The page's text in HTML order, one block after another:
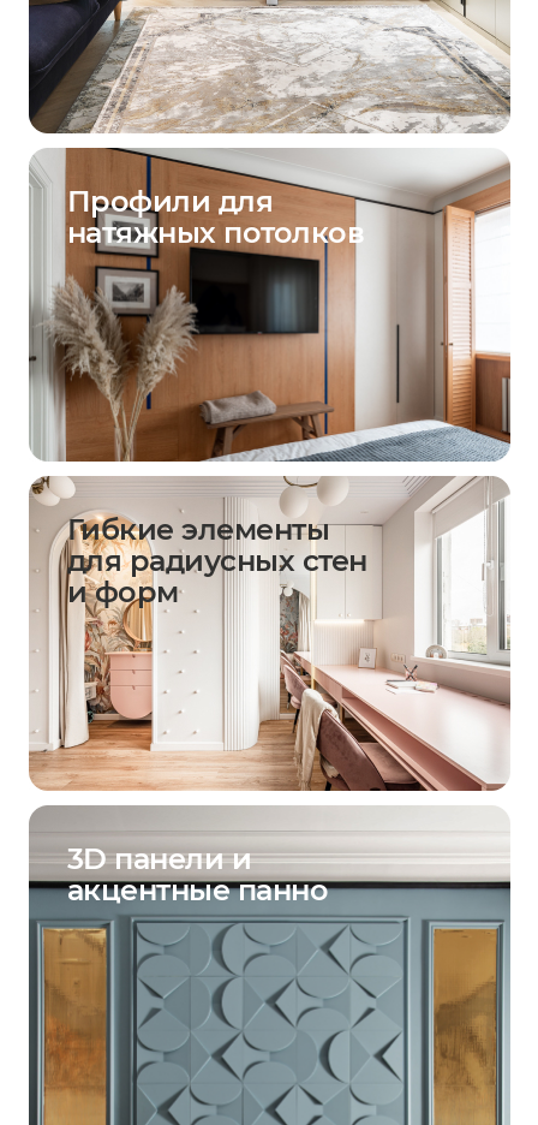
Профили для
натяжных потолков
Гибкие элементы
для радиусных стен
и форм
3D панели и
акцентные панно